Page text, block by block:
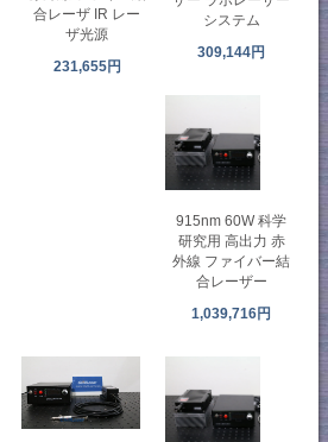
合レーザ IR レー
ザ光源
231,655円
システム
309,144円
915nm 60W 科学
研究用 高出力 赤
外線 ファイバー結
合レーザー
1,039,716円